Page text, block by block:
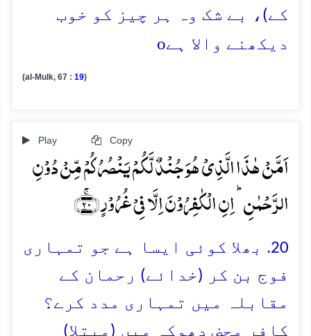
کے)، بے شک وہ ہر چیز کو خوب
دیکھنے والا ہےo
(al-Mulk, 67 : 19)
Play Copy
اَمَّنۡ ہٰذَا الَّذِیۡ ہُوَ جُنۡدٌ لَّکُمۡ یَنۡصُرُکُمۡ مِّنۡ دُوۡنِ
الرَّحۡمٰنِ ؕ اِنِ الۡکٰفِرُوۡنَ اِلَّا فِیۡ غُرُوۡرٍ ﴿ۚ۲۰﴾
20. بھلا کوئی ایسا ہے جو تمہاری
فوج بن کر (خدائے) رحمان کے
مقابلہ میں تمہاری مدد کرے؟
کافر محض دھوکہ میں (مبتلا)